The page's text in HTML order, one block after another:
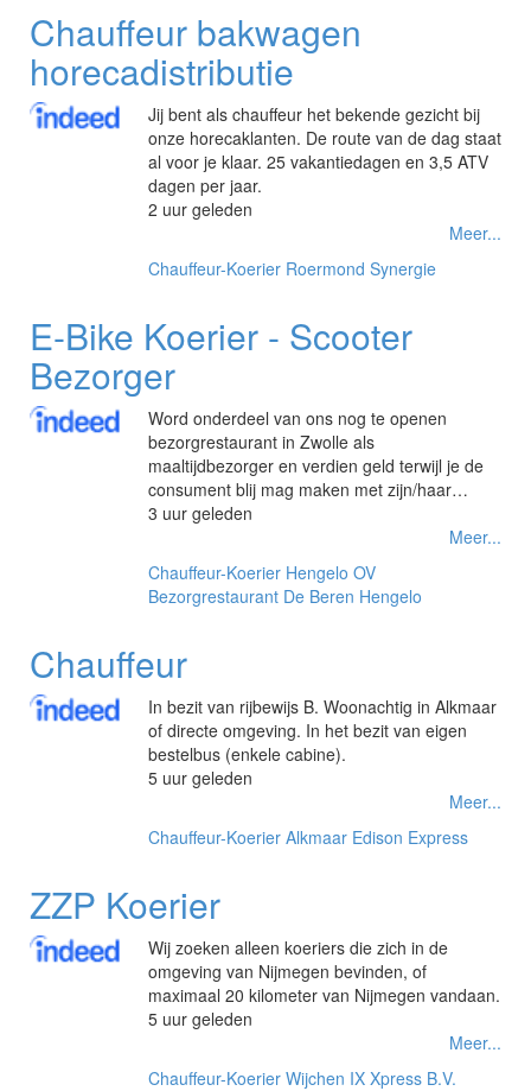
Chauffeur bakwagen
horecadistributie
Jij bent als chauffeur het bekende gezicht bij
onze horecaklanten. De route van de dag staat
al voor je klaar. 25 vakantiedagen en 3,5 ATV
dagen per jaar.
2 uur geleden
Meer...
Chauffeur-Koerier Roermond Synergie
E-Bike Koerier - Scooter
Bezorger
Word onderdeel van ons nog te openen
bezorgrestaurant in Zwolle als
maaltijdbezorger en verdien geld terwijl je de
consument blij mag maken met zijn/haar…
3 uur geleden
Meer...
Chauffeur-Koerier Hengelo OV
Bezorgrestaurant De Beren Hengelo
Chauffeur
In bezit van rijbewijs B. Woonachtig in Alkmaar
of directe omgeving. In het bezit van eigen
bestelbus (enkele cabine).
5 uur geleden
Meer...
Chauffeur-Koerier Alkmaar Edison Express
ZZP Koerier
Wij zoeken alleen koeriers die zich in de
omgeving van Nijmegen bevinden, of
maximaal 20 kilometer van Nijmegen vandaan.
5 uur geleden
Meer...
Chauffeur-Koerier Wijchen IX Xpress B.V.